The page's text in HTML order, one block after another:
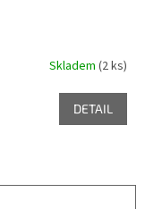
Skladem (2 ks)
DETAIL